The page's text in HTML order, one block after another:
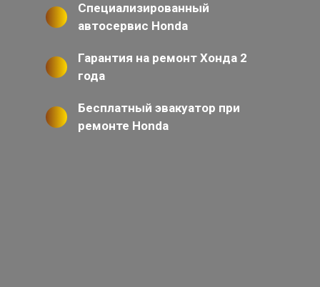
Специализированный
автосервис Honda
Гарантия на ремонт Хонда 2
года
Бесплатный эвакуатор при
ремонте Honda